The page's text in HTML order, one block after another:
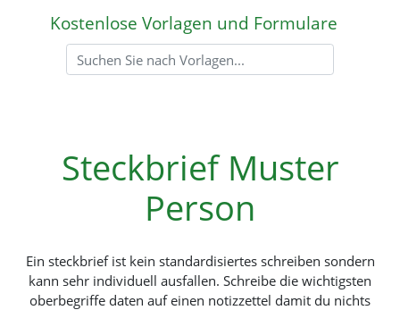
Kostenlose Vorlagen und Formulare
Steckbrief Muster
Person
Ein steckbrief ist kein standardisiertes schreiben sondern
kann sehr individuell ausfallen. Schreibe die wichtigsten
oberbegriffe daten auf einen notizzettel damit du nichts